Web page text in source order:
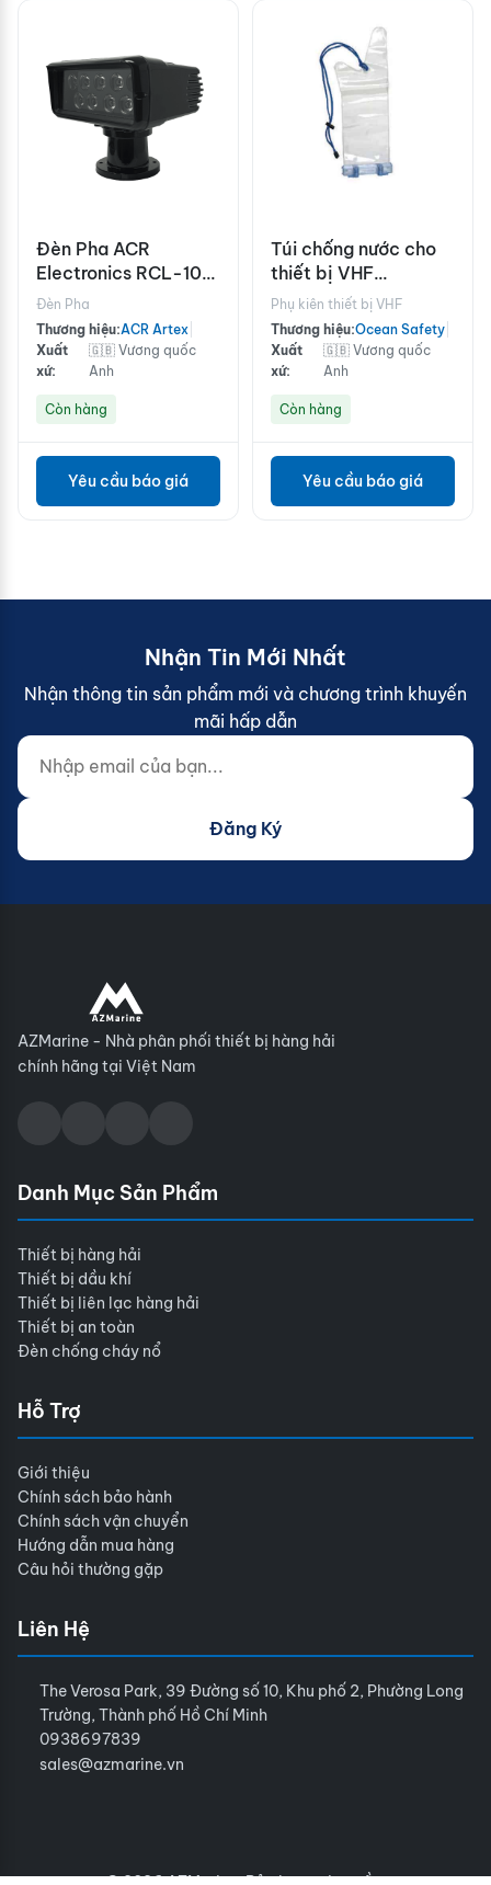
Đèn Pha ACR
Electronics RCL-100
LED - Màu đen
Đèn Pha
Thương hiệu:ACR Artex
Xuất
xứ:
🇬🇧 Vương quốc
Anh
Còn hàng
Yêu cầu báo giá
Túi chống nước cho
thiết bị VHF
110x340mm
Phụ kiên thiết bị VHF
Thương hiệu:Ocean Safety
Xuất
xứ:
🇬🇧 Vương quốc
Anh
Còn hàng
Yêu cầu báo giá
Nhận Tin Mới Nhất
Nhận thông tin sản phẩm mới và chương trình khuyến
mãi hấp dẫn
Nhập email của bạn...
Website (do not fill)
Đăng Ký
AZMarine - Nhà phân phối thiết bị hàng hải
chính hãng tại Việt Nam
Danh Mục Sản Phẩm
Thiết bị hàng hải
Thiết bị dầu khí
Thiết bị liên lạc hàng hải
Thiết bị an toàn
Đèn chống cháy nổ
Hỗ Trợ
Giới thiệu
Chính sách bảo hành
Chính sách vận chuyển
Hướng dẫn mua hàng
Câu hỏi thường gặp
Liên Hệ
The Verosa Park, 39 Đường số 10, Khu phố 2, Phường Long
Trường, Thành phố Hồ Chí Minh
0938697839
sales@azmarine.vn